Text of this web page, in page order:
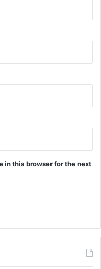
in this browser for the next